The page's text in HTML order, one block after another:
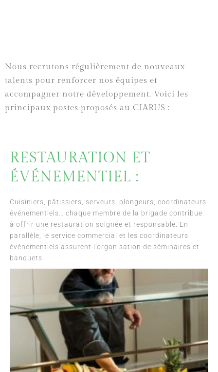
Nous recrutons régulièrement de nouveaux
talents pour renforcer nos équipes et
accompagner notre développement. Voici les
principaux postes proposés au CIARUS :
RESTAURATION ET
ÉVÉNEMENTIEL :
Cuisiniers, pâtissiers, serveurs, plongeurs, coordinateurs
événementiels… chaque membre de la brigade contribue
à offrir une restauration soignée et responsable. En
parallèle, le service commercial et les coordinateurs
événementiels assurent l’organisation de séminaires et
banquets.